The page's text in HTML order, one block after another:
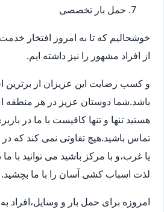
حمل بار تخصصی
خوشحالیم که تا به امروز افتخار
از افراد مشهور را نیز داشته ایم.
و کسب رضایت این عزیزان از برترین
باشد.شما دوستان عزیز در هر منطقه
هستید تنها و تنها کافیست با ما در
تماس باشید.هیچ تفاوتی نمی کند که
یا غرب،و با مرکز باشید می توانید با
لذت اسباب کشی آسان را با ما بچشید.
امروزه برای حمل بار و